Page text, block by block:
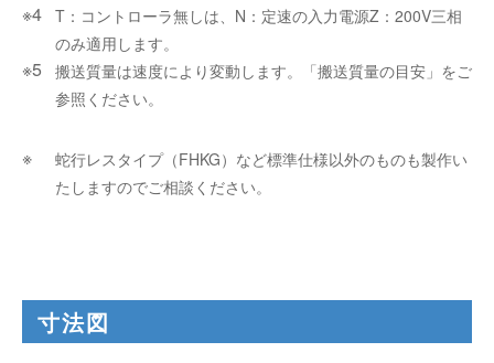
T：コントローラ無しは、N：定速の入力電源Z：200V三相
のみ適用します。
搬送質量は速度により変動します。「搬送質量の目安」をご
参照ください。
蛇行レスタイプ（FHKG）など標準仕様以外のものも製作い
たしますのでご相談ください。
寸法図